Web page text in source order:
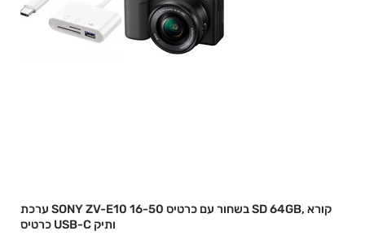
ערכת SONY ZV-E10 16-50 בשחור עם כרטיס SD 64GB, קורא
כרטיס USB-C ותיק